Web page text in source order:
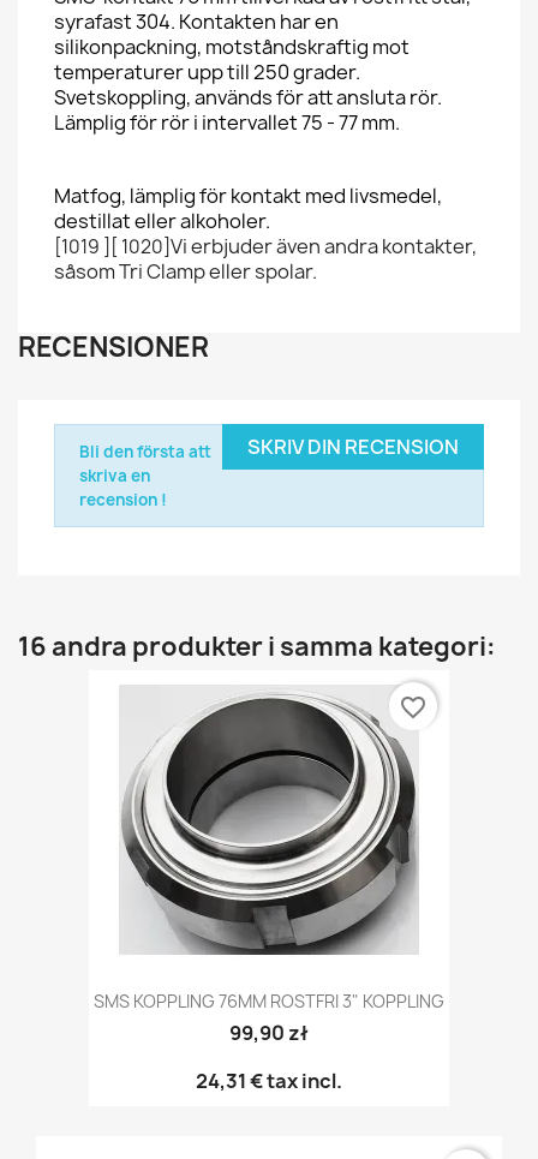
syrafast 304. Kontakten har en
silikonpackning, motståndskraftig mot
temperaturer upp till 250 grader.
Svetskoppling, används för att ansluta rör.
Lämplig för rör i intervallet 75 - 77 mm.
Matfog, lämplig för kontakt med livsmedel,
destillat eller alkoholer.
[1019 ][ 1020] Vi erbjuder även andra kontakter,
såsom Tri Clamp eller spolar.
RECENSIONER
SKRIV DIN RECENSION
Bli den första att
skriva en
recension !
16 andra produkter i samma kategori:
SMS KOPPLING 76MM ROSTFRI 3" KOPPLING
99,90 zł
24,31 €tax incl.
favorite_border